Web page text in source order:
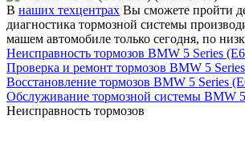
В наших техцентрах Вы сможете пройти
диагностика тормозной системы
машем автомобиле только сегодня, по
Неисправность тормозов BMW 5 Series
Проверка и ремонт тормозов BMW 5
Восстановление тормозов BMW 5 Series
Обслуживание тормозной системы BMW
Неисправность тормозов